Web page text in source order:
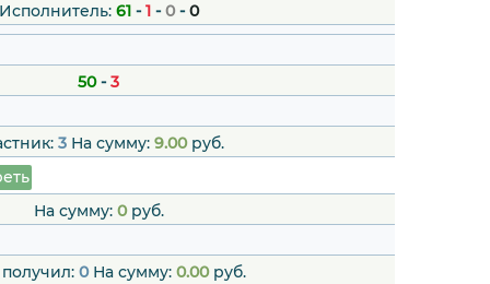
61-1-0-0
50-3
3На сумму: 9.00руб.
На сумму: 0руб.
0На сумму: 0.00руб.